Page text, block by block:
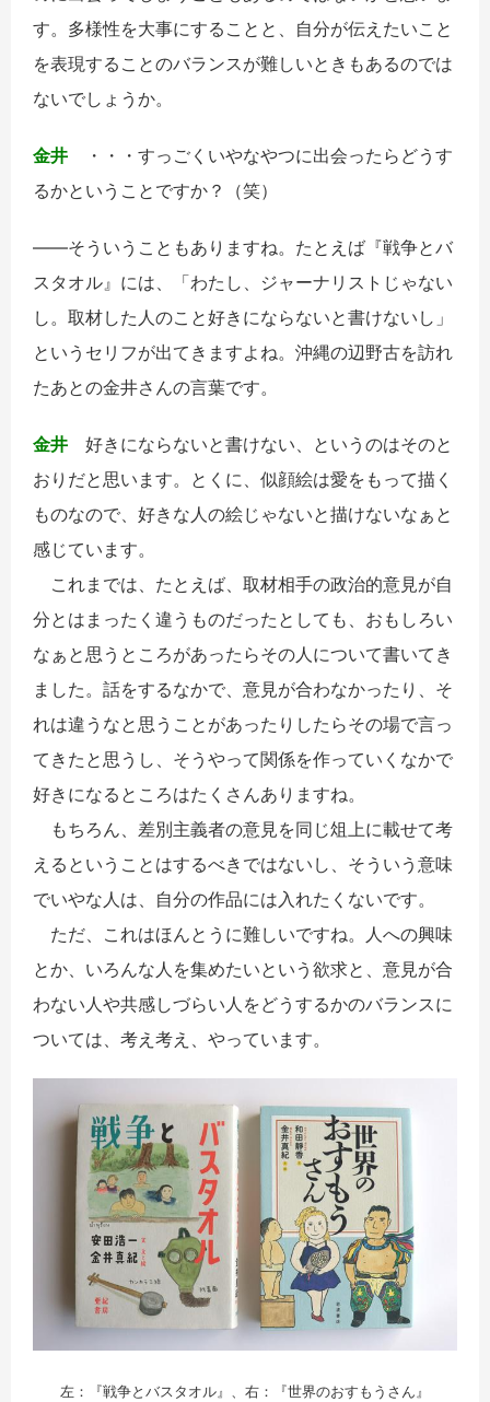
す。多様性を大事にすることと、自分が伝えたいこと
を表現することのバランスが難しいときもあるのでは
ないでしょうか。
金井 ・・・すっごくいやなやつに出会ったらどうす
るかということですか？（笑）
――そういうこともありますね。たとえば『戦争とバ
スタオル』には、「わたし、ジャーナリストじゃない
し。取材した人のこと好きにならないと書けないし」
というセリフが出てきますよね。沖縄の辺野古を訪れ
たあとの金井さんの言葉です。
金井 好きにならないと書けない、というのはそのと
おりだと思います。とくに、似顔絵は愛をもって描く
ものなので、好きな人の絵じゃないと描けないなぁと
感じています。
これまでは、たとえば、取材相手の政治的意見が自
分とはまったく違うものだったとしても、おもしろい
なぁと思うところがあったらその人について書いてき
ました。話をするなかで、意見が合わなかったり、そ
れは違うなと思うことがあったりしたらその場で言っ
てきたと思うし、そうやって関係を作っていくなかで
好きになるところはたくさんありますね。
もちろん、差別主義者の意見を同じ俎上に載せて考
えるということはするべきではないし、そういう意味
でいやな人は、自分の作品には入れたくないです。
ただ、これはほんとうに難しいですね。人への興味
とか、いろんな人を集めたいという欲求と、意見が合
わない人や共感しづらい人をどうするかのバランスに
ついては、考え考え、やっています。
左：『戦争とバスタオル』、右：『世界のおすもうさん』